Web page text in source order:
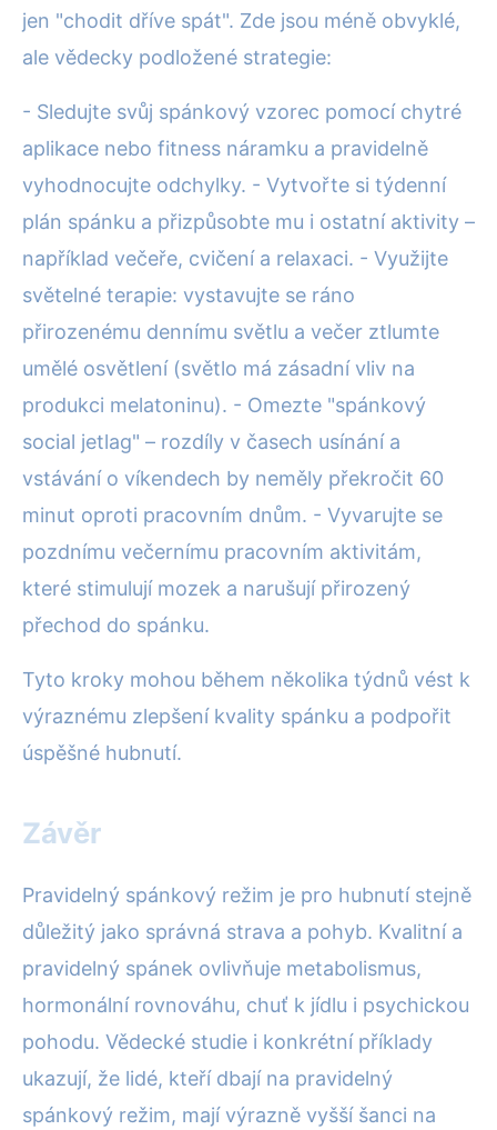
jen "chodit dříve spát". Zde jsou méně obvyklé,
ale vědecky podložené strategie:
- Sledujte svůj spánkový vzorec pomocí chytré
aplikace nebo fitness náramku a pravidelně
vyhodnocujte odchylky. - Vytvořte si týdenní
plán spánku a přizpůsobte mu i ostatní aktivity –
například večeře, cvičení a relaxaci. - Využijte
světelné terapie: vystavujte se ráno
přirozenému dennímu světlu a večer ztlumte
umělé osvětlení (světlo má zásadní vliv na
produkci melatoninu). - Omezte "spánkový
social jetlag" – rozdíly v časech usínání a
vstávání o víkendech by neměly překročit 60
minut oproti pracovním dnům. - Vyvarujte se
pozdnímu večernímu pracovním aktivitám,
které stimulují mozek a narušují přirozený
přechod do spánku.
Tyto kroky mohou během několika týdnů vést k
výraznému zlepšení kvality spánku a podpořit
úspěšné hubnutí.
Závěr
Pravidelný spánkový režim je pro hubnutí stejně
důležitý jako správná strava a pohyb. Kvalitní a
pravidelný spánek ovlivňuje metabolismus,
hormonální rovnováhu, chuť k jídlu i psychickou
pohodu. Vědecké studie i konkrétní příklady
ukazují, že lidé, kteří dbají na pravidelný
spánkový režim, mají výrazně vyšší šanci na